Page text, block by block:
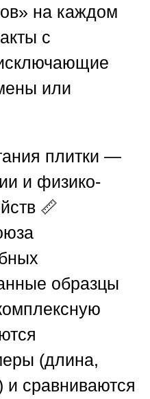
на каждом
с
или
плитки —
и физико-
📏
образцы
(длина,
сравниваются